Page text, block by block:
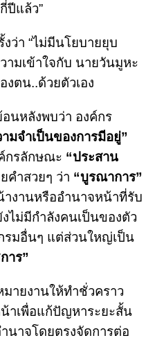
ปีแล้ว”
ว่า “ไม่มีนโยบายยุบ
ามเข้าใจกับ นายวันมูหะ
ตน..ด้วยตัวเอง
นหลังพบว่า องค์กร
มจำเป็นของการมีอยู่”
กรลักษณะ “ประสาน
คำสวยๆ ว่า “บูรณาการ”
งานหรืออำนาจหน้าที่รับ
ไม่มีกำลังคนเป็นของตัว
รมอื่นๆ แต่ส่วนใหญ่เป็น
าร”
ายงานให้ทำชั่วคราว
าเพื่อแก้ปัญหาระยะสั้น
นาจโดยตรงจัดการต่อ